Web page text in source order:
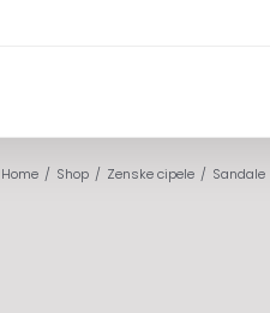
Home Shop Zenske cipele Sandale